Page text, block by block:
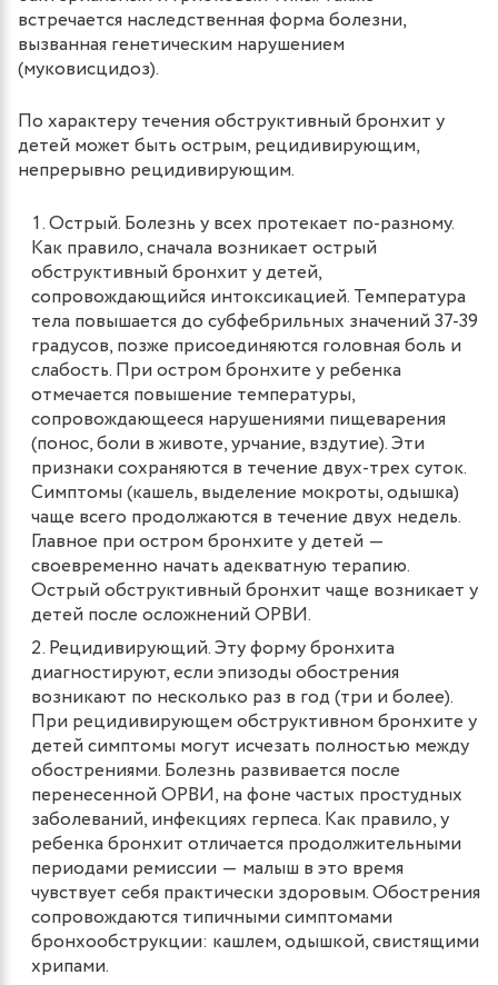
встречается наследственная форма болезни,
вызванная генетическим нарушением
(муковисцидоз).
По характеру течения обструктивный бронхит у
детей может быть острым, рецидивирующим,
непрерывно рецидивирующим.
Острый. Болезнь у всех протекает по-разному.
Как правило, сначала возникает острый
обструктивный бронхит у детей,
сопровождающийся интоксикацией. Температура
тела повышается до субфебрильных значений 37-39
градусов, позже присоединяются головная боль и
слабость. При остром бронхите у ребенка
отмечается повышение температуры,
сопровождающееся нарушениями пищеварения
(понос, боли в животе, урчание, вздутие). Эти
признаки сохраняются в течение двух-трех суток.
Симптомы (кашель, выделение мокроты, одышка)
чаще всего продолжаются в течение двух недель.
Главное при остром бронхите у детей ―
своевременно начать адекватную терапию.
Острый обструктивный бронхит чаще возникает у
детей после осложнений ОРВИ.
Рецидивирующий. Эту форму бронхита
диагностируют, если эпизоды обострения
возникают по несколько раз в год (три и более).
При рецидивирующем обструктивном бронхите у
детей симптомы могут исчезать полностью между
обострениями. Болезнь развивается после
перенесенной ОРВИ, на фоне частых простудных
заболеваний, инфекциях герпеса. Как правило, у
ребенка бронхит отличается продолжительными
периодами ремиссии ― малыш в это время
чувствует себя практически здоровым. Обострения
сопровождаются типичными симптомами
бронхообструкции: кашлем, одышкой, свистящими
хрипами​.